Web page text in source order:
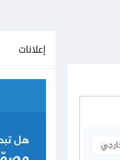
إعلانات